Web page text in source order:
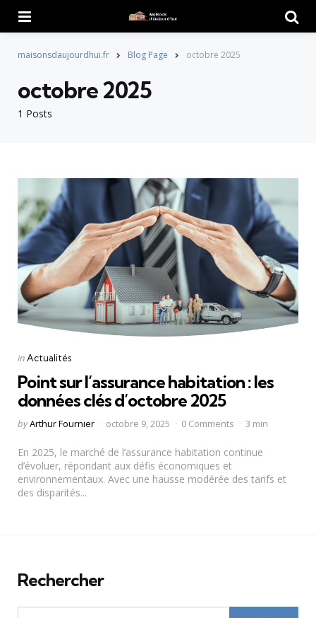
maisonsdaujourdhui.fr Blog Page octobre 2025
1 Posts
octobre 2025
Categories
Posted
inActualités
Point sur l’assurance habitation : les
données clés d’octobre 2025
Posted
byArthur Fournier octobre 9, 2025 0 Comments 3 min
En 2025, le marché de l’assurance habitation continue
d’évoluer, répondant aux défis économiques et
environnementaux. Avec une hausse modérée des tarifs et
des disparités...
Rechercher